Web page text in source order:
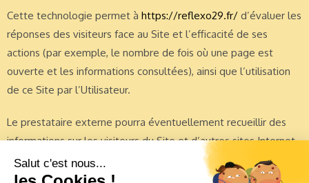
Cette technologie permet à https://reflexo29.fr/ d’évaluer les
réponses des visiteurs face au Site et l’efficacité de ses
actions (par exemple, le nombre de fois où une page est
ouverte et les informations consultées), ainsi que l’utilisation
de ce Site par l’Utilisateur.
Le prestataire externe pourra éventuellement recueillir des
informations sur les visiteurs du Site et d’autres sites Internet
grâce à ces balises, constituer des rapports sur l’activité du
Site à l’attention dehttps://reflexo29.fr/ , et fournir d’autres